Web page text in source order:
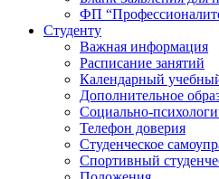
ФП
Студенту
Важная информация
Расписание занятий
Календарный
Дополнительное
Социально-
Телефон доверия
Студенческое
Спортивный